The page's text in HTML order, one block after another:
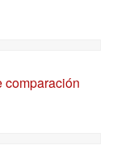
comparación